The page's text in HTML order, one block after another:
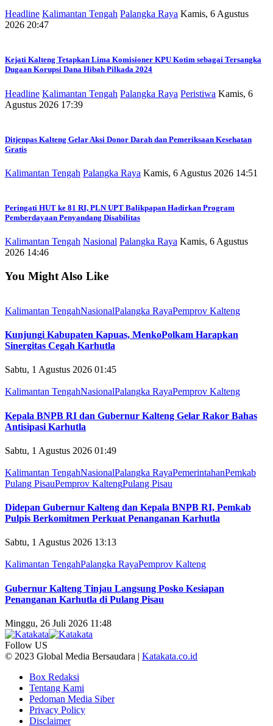
Headline Kalimantan Tengah Palangka Raya Kamis, 6 Agustus
2026 20:47
Kejati Kalteng Tetapkan Lima Komisioner KPU Kotim sebagai Tersangka
Dugaan Korupsi Dana Hibah Pilkada 2024
Headline Kalimantan Tengah Palangka Raya Peristiwa Kamis, 6
Agustus 2026 17:39
Ditjenpas Kalteng Gelar Aksi Donor Darah dan Pemeriksaan Kesehatan
Gratis
Kalimantan Tengah Palangka Raya Kamis, 6 Agustus 2026 14:51
Peringati HUT ke 81 RI, PLN UPT Balikpapan Hadirkan Program
Pemberdayaan Penyandang Disabilitas
Kalimantan Tengah Nasional Palangka Raya Kamis, 6 Agustus
2026 14:46
You Might Also Like
Kalimantan TengahNasionalPalangka RayaPemprov Kalteng
Kunjungi Kabupaten Kapuas, MenkoPolkam Harapkan
Sinergitas Cegah Karhutla
Sabtu, 1 Agustus 2026 01:45
Kalimantan TengahNasionalPalangka RayaPemprov Kalteng
Kepala BNPB RI dan Gubernur Kalteng Gelar Rakor Bahas
Antisipasi Karhutla
Sabtu, 1 Agustus 2026 01:49
Kalimantan TengahNasionalPalangka RayaPemerintahanPemkab
Pulang PisauPemprov KaltengPulang Pisau
Didepan Gubernur Kalteng dan Kepala BNPB RI, Pemkab
Pulpis Berkomitmen Perkuat Penanganan Karhutla
Sabtu, 1 Agustus 2026 13:13
Kalimantan TengahPalangka RayaPemprov Kalteng
Gubernur Kalteng Tinjau Langsung Posko Kesiapan
Penanganan Karhutla di Pulang Pisau
Minggu, 26 Juli 2026 11:48
Follow US
© 2023 Global Media Bersaudara | Katakata.co.id
Box Redaksi
Tentang Kami
Pedoman Media Siber
Privacy Policy
Disclaimer